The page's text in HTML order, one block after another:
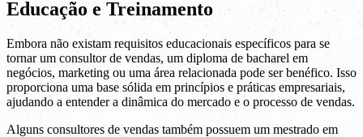
Educação e Treinamento
Embora não existam requisitos educacionais específicos para se
tornar um consultor de vendas, um diploma de bacharel em
negócios, marketing ou uma área relacionada pode ser benéfico. Isso
proporciona uma base sólida em princípios e práticas empresariais,
ajudando a entender a dinâmica do mercado e o processo de vendas.
Alguns consultores de vendas também possuem um mestrado em